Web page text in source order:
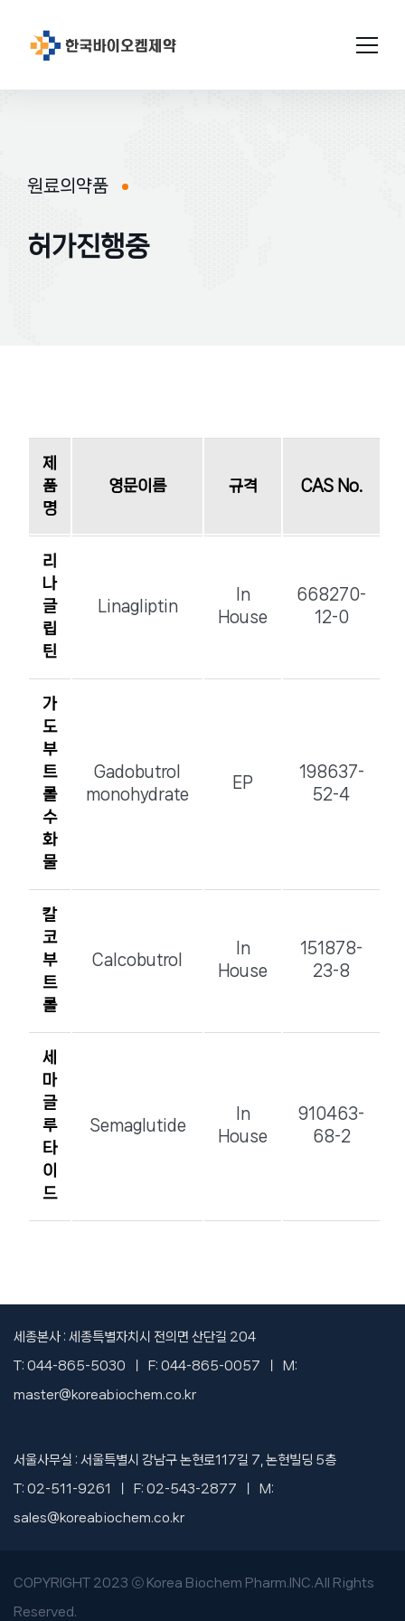
사내갤러리
홍보동영상
회사공고
원료의약품
허가진행중
제
품
명
영문이름 규격 CAS No.
리
나
글
립
틴
Linagliptin
In
House
668270-
12-0
가
도
부
트
롤
수
화
물
Gadobutrol
monohydrate
EP
198637-
52-4
칼
코
부
트
롤
Calcobutrol
In
House
151878-
23-8
세
마
글
루
타
이
드
Semaglutide
In
House
910463-
68-2
세종본사 : 세종특별자치시 전의면 산단길 204
T: 044-865-5030 ㅣ F: 044-865-0057 ㅣ M:
master@koreabiochem.co.kr
서울사무실 : 서울특별시 강남구 논현로117길 7, 논현빌딩 5층
T: 02-511-9261 ㅣ F: 02-543-2877 ㅣ M:
sales@koreabiochem.co.kr
COPYRIGHT 2023 ⓒ Korea Biochem Pharm.INC.All Rights
Reserved.